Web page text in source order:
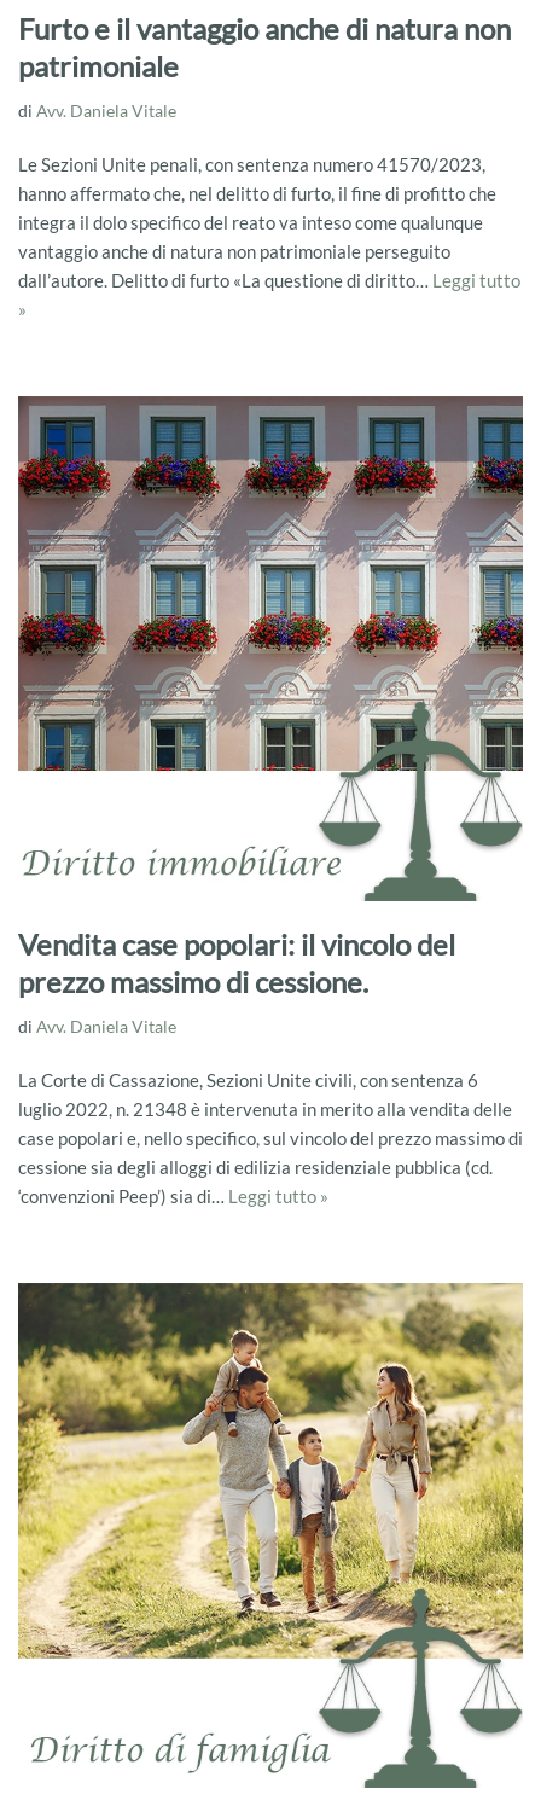
Furto e il vantaggio anche di natura non
patrimoniale
di Avv. Daniela Vitale
Le Sezioni Unite penali, con sentenza numero 41570/2023,
hanno affermato che, nel delitto di furto, il fine di profitto che
integra il dolo specifico del reato va inteso come qualunque
vantaggio anche di natura non patrimoniale perseguito
dall’autore. Delitto di furto «La questione di diritto… Leggi tutto
»
Vendita case popolari: il vincolo del
prezzo massimo di cessione.
di Avv. Daniela Vitale
La Corte di Cassazione, Sezioni Unite civili, con sentenza 6
luglio 2022, n. 21348 è intervenuta in merito alla vendita delle
case popolari e, nello specifico, sul vincolo del prezzo massimo di
cessione sia degli alloggi di edilizia residenziale pubblica (cd.
‘convenzioni Peep’) sia di… Leggi tutto »